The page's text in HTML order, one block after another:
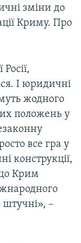
зміни до
Криму. Про
І юридичні
жодного
положень у
все гра у
конструкції,
що Крим
штучні», –